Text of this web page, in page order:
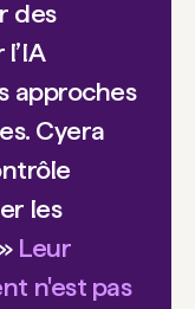
des
approches
Cyera
les
Leur
n'est pas